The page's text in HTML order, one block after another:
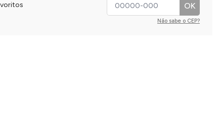
OK
Não sabe o CEP?